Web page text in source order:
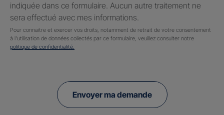
indiquée dans ce formulaire. Aucun autre traitement ne
sera effectué avec mes informations.
Pour connaitre et exercer vos droits, notamment de retrait de votre consentement
à l'utilisation de données collectés par ce formulaire, veuillez consulter notre
politique de confidentialité.
Envoyer ma demande